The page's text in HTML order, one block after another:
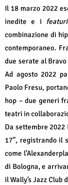
Il 18 marzo 2022
inedite e i
combinazione di
contemporaneo.
due serate al
Ad agosto 2022
Paolo Fresu,
hop – due generi
teatri in
Da settembre 2022
17”, registrando il
come
di Bologna, e
il Wally’s Jazz Club